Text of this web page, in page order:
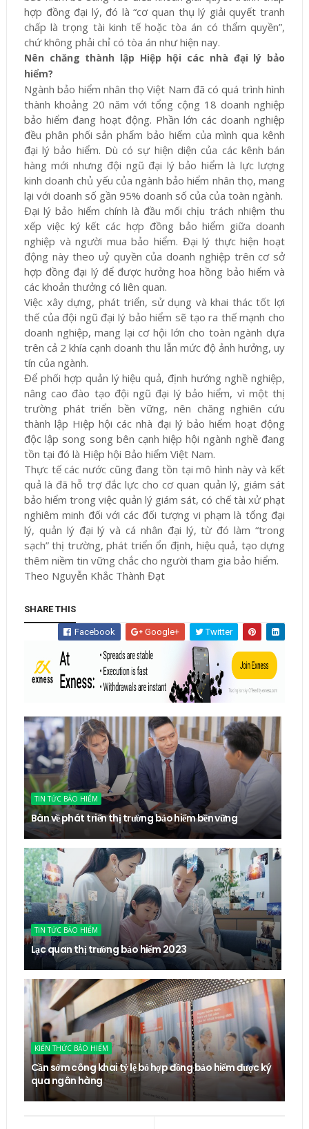
hợp đồng đại lý, đó là “cơ quan thụ lý giải quyết tranh
chấp là trọng tài kinh tế hoặc tòa án có thẩm quyền”,
chứ không phải chỉ có tòa án như hiện nay.
Nên chăng thành lập Hiệp hội các nhà đại lý bảo
hiểm?
Ngành bảo hiểm nhân thọ Việt Nam đã có quá trình hình
thành khoảng 20 năm với tổng cộng 18 doanh nghiệp
bảo hiểm đang hoạt động. Phần lớn các doanh nghiệp
đều phân phối sản phẩm bảo hiểm của mình qua kênh
đại lý bảo hiểm. Dù có sự hiện diện của các kênh bán
hàng mới nhưng đội ngũ đại lý bảo hiểm là lực lượng
kinh doanh chủ yếu của ngành bảo hiểm nhân thọ, mang
lại với doanh số gần 95% doanh số của của toàn ngành.
Đại lý bảo hiểm chính là đầu mối chịu trách nhiệm thu
xếp việc ký kết các hợp đồng bảo hiểm giữa doanh
nghiệp và người mua bảo hiểm. Đại lý thực hiện hoạt
động này theo uỷ quyền của doanh nghiệp trên cơ sở
hợp đồng đại lý để được hưởng hoa hồng bảo hiểm và
các khoản thưởng có liên quan.
Việc xây dựng, phát triển, sử dụng và khai thác tốt lợi
thế của đội ngũ đại lý bảo hiểm sẽ tạo ra thế mạnh cho
doanh nghiệp, mang lại cơ hội lớn cho toàn ngành dựa
trên cả 2 khía cạnh doanh thu lẫn mức độ ảnh hưởng, uy
tín của ngành.
Để phối hợp quản lý hiệu quả, định hướng nghề nghiệp,
nâng cao đào tạo đội ngũ đại lý bảo hiểm, vì một thị
trường phát triển bền vững, nên chăng nghiên cứu
thành lập Hiệp hội các nhà đại lý bảo hiểm hoạt động
độc lập song song bên cạnh hiệp hội ngành nghề đang
tồn tại đó là Hiệp hội Bảo hiểm Việt Nam.
Thực tế các nước cũng đang tồn tại mô hình này và kết
quả là đã hỗ trợ đắc lực cho cơ quan quản lý, giám sát
bảo hiểm trong việc quản lý giám sát, có chế tài xử phạt
nghiêm minh đối với các đối tượng vi phạm là tổng đại
lý, quản lý đại lý và cá nhân đại lý, từ đó làm “trong
sạch” thị trường, phát triển ổn định, hiệu quả, tạo dựng
thêm niềm tin vững chắc cho người tham gia bảo hiểm.
Theo Nguyễn Khắc Thành Đạt
SHARE THIS
Facebook Google+ Twitter
TIN TỨC BẢO HIỂM
Bàn về phát triển thị trường bảo hiểm bền vững
TIN TỨC BẢO HIỂM
Lạc quan thị trường bảo hiểm 2023
KIẾN THỨC BẢO HIỂM
Cần sớm công khai tỷ lệ bỏ hợp đồng bảo hiểm được ký
qua ngân hàng